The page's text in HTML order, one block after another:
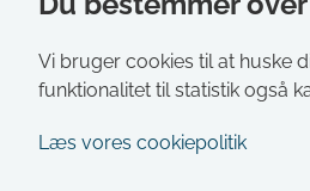
Vi bruger cookies til at huske
funktionalitet til statistik også
Læs vores cookiepolitik